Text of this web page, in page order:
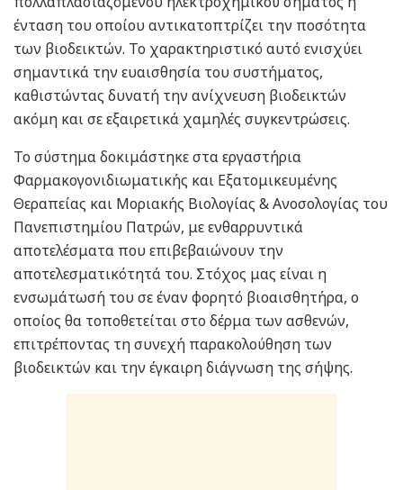
ένταση του οποίου αντικατοπτρίζει την ποσότητα
των βιοδεικτών. Το χαρακτηριστικό αυτό ενισχύει
σημαντικά την ευαισθησία του συστήματος,
καθιστώντας δυνατή την ανίχνευση βιοδεικτών
ακόμη και σε εξαιρετικά χαμηλές συγκεντρώσεις.
Το σύστημα δοκιμάστηκε στα εργαστήρια
Φαρμακογονιδιωματικής και Εξατομικευμένης
Θεραπείας και Μοριακής Βιολογίας & Ανοσολογίας του
Πανεπιστημίου Πατρών, με ενθαρρυντικά
αποτελέσματα που επιβεβαιώνουν την
αποτελεσματικότητά του. Στόχος μας είναι η
ενσωμάτωσή του σε έναν φορητό βιοαισθητήρα, ο
οποίος θα τοποθετείται στο δέρμα των ασθενών,
επιτρέποντας τη συνεχή παρακολούθηση των
βιοδεικτών και την έγκαιρη διάγνωση της σήψης.